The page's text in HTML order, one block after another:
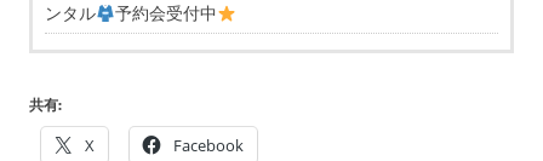
ンタル
予約会受付中
共有:
X Facebook